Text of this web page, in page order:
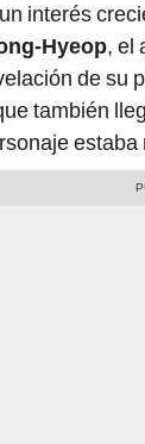
interés
Hyeop, el
de su
también